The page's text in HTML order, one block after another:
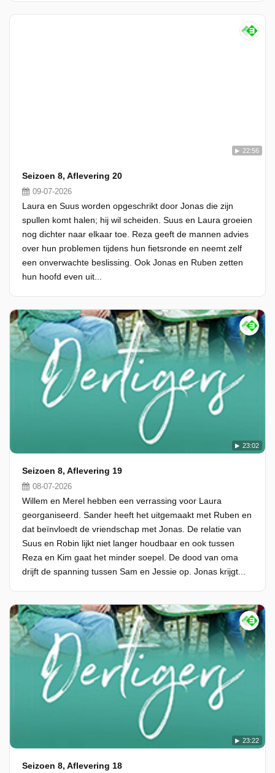
22:56
Seizoen 8, Aflevering 20
09-07-2026
Laura en Suus worden opgeschrikt door Jonas die zijn
spullen komt halen; hij wil scheiden. Suus en Laura groeien
nog dichter naar elkaar toe. Reza geeft de mannen advies
over hun problemen tijdens hun fietsronde en neemt zelf
een onverwachte beslissing. Ook Jonas en Ruben zetten
hun hoofd even uit...
23:02
Seizoen 8, Aflevering 19
08-07-2026
Willem en Merel hebben een verrassing voor Laura
georganiseerd. Sander heeft het uitgemaakt met Ruben en
dat beïnvloedt de vriendschap met Jonas. De relatie van
Suus en Robin lijkt niet langer houdbaar en ook tussen
Reza en Kim gaat het minder soepel. De dood van oma
drijft de spanning tussen Sam en Jessie op. Jonas krijgt...
23:22
Seizoen 8, Aflevering 18